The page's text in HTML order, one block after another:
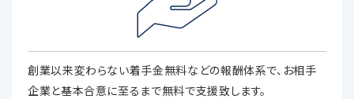
創業以来変わらない着手金無料などの報酬体系で、お相手
企業と基本合意に至るまで無料で支援致します。